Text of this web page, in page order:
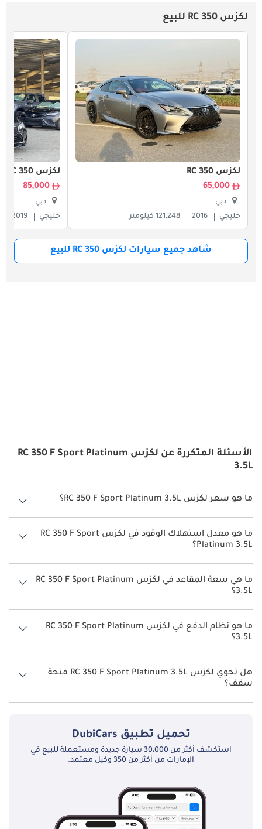
لكزس RC 350 للبيع
لكزس RC 350
65,000
دبي
خليجي
2016 121,248 كيلومتر
لكزس RC 350
85,000
دبي
خليجي
2019
شاهد جميع سيارات لكزس RC 350 للبيع
الأسئلة المتكررة عن لكزس RC 350 F Sport Platinum
3.5L
ما هو سعر لكزس RC 350 F Sport Platinum 3.5L؟
سعر لكزس RC 350 F Sport Platinum 3.5L هو درهم 264,000.
ما هو معدل استهلاك الوقود في لكزس RC 350 F Sport
Platinum 3.5L؟
يبلغ معدل استهلاك الوقود المقترح من الشركة المصنعة لسيارة لكزس RC
350 2026 من 7كم/ليتر.
ما هي سعة المقاعد في لكزس RC 350 F Sport Platinum
3.5L؟
تتسع لكزس RC 350 F Sport Platinum 3.5L لأ 4 أشخاص.
ما هو نظام الدفع في لكزس RC 350 F Sport Platinum
3.5L؟
نظام الدفع في لكزس RC 350 All Wheel Drive F Sport Platinum 3.5L.
هل تحوي لكزس RC 350 F Sport Platinum 3.5L فتحة
سقف؟
نعم توفر لكزس RC 350 F Sport Platinum 3.5L فتحة السقف كخيار.
تحميل تطبيق DubiCars
استكشف أكثر من 30،000 سيارة جديدة ومستعملة للبيع في
الإمارات من أكثر من 350 وكيل معتمد.